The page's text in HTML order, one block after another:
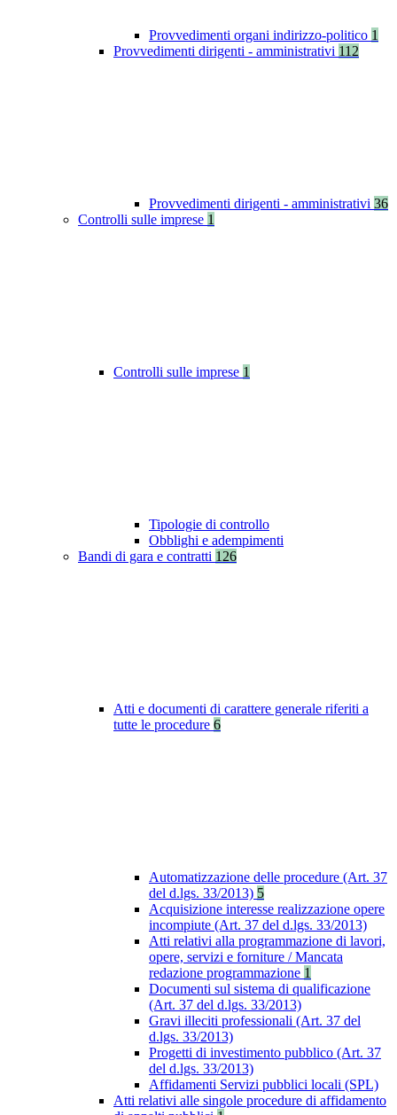
Provvedimenti organi indirizzo-politico 1
Provvedimenti dirigenti - amministrativi 112
Provvedimenti dirigenti - amministrativi 36
Controlli sulle imprese 1
Controlli sulle imprese 1
Tipologie di controllo
Obblighi e adempimenti
Bandi di gara e contratti 126
Atti e documenti di carattere generale riferiti a
tutte le procedure 6
Automatizzazione delle procedure (Art. 37
del d.lgs. 33/2013) 5
Acquisizione interesse realizzazione opere
incompiute (Art. 37 del d.lgs. 33/2013)
Atti relativi alla programmazione di lavori,
opere, servizi e forniture / Mancata
redazione programmazione 1
Documenti sul sistema di qualificazione
(Art. 37 del d.lgs. 33/2013)
Gravi illeciti professionali (Art. 37 del
d.lgs. 33/2013)
Progetti di investimento pubblico (Art. 37
del d.lgs. 33/2013)
Affidamenti Servizi pubblici locali (SPL)
Atti relativi alle singole procedure di affidamento